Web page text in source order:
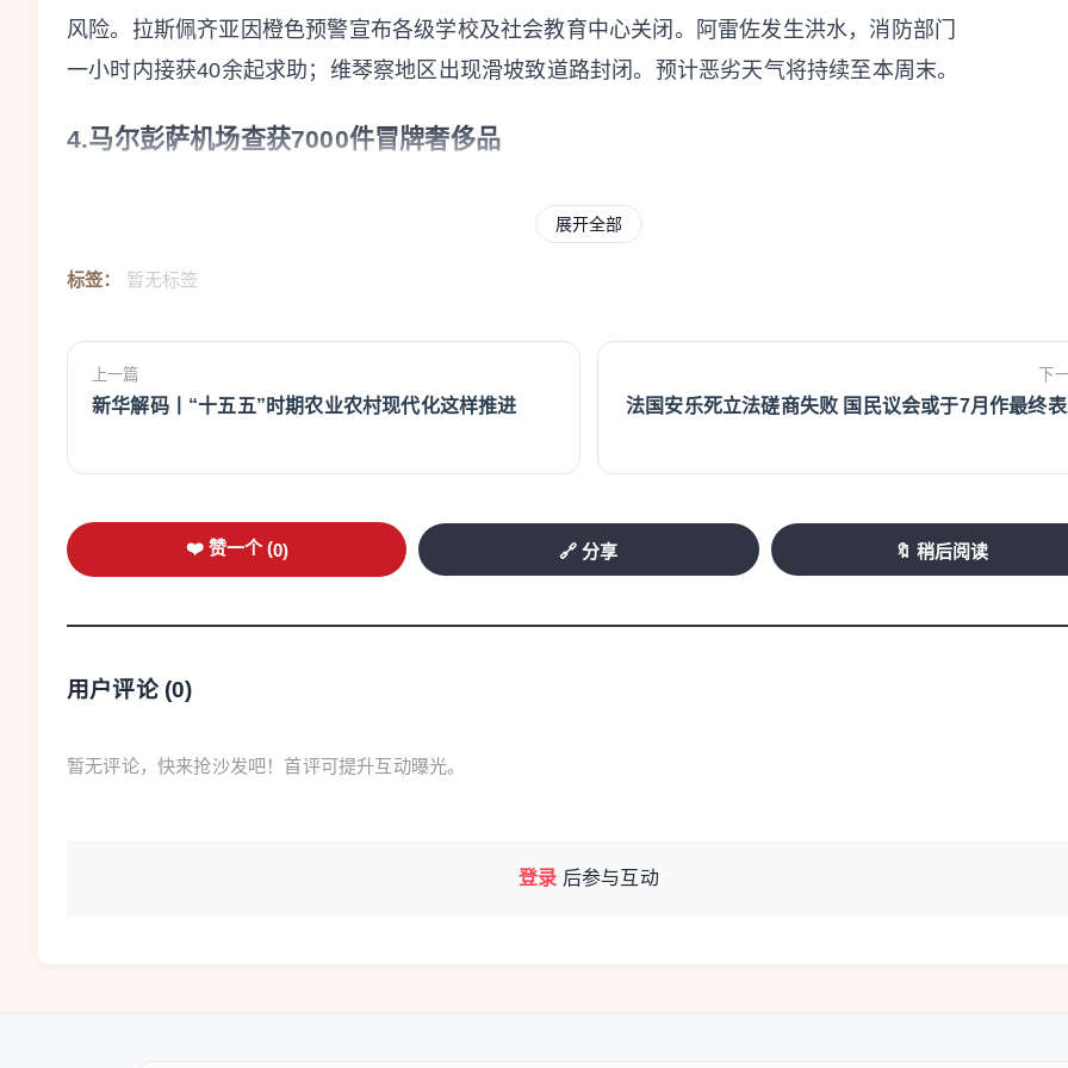
风险。拉斯佩齐亚因橙色预警宣布各级学校及社会教育中心关闭。阿雷佐发生洪水，消防部门
一小时内接获40余起求助；维琴察地区出现滑坡致道路封闭。预计恶劣天气将持续至本周末。
4.马尔彭萨机场查获7000件冒牌奢侈品
6月3日Rainews消息，瓦雷泽金融警察与海关及垄断局在米兰马尔彭萨机场持续开展国际防伪
联合检查行动，近日取得重大成果。截至目前，执法部门已累计查获约7000件假冒知名时装品
牌的手袋、服装及配饰，估计市场价值高达240万欧元。调查显示，这些仿冒品主要来自两大源
港等远东地区的制造基地。大部分货物藏匿于机场区域的货运仓库和邮政分拣中心，伪装成普
通进出口商品，企图逃避海关监管。
5.停滞八天：AC米兰高层动荡持续
6月3日Milano Today消息，AC米兰在管理层集体离职八天后仍处于停滞状态。在管理层集体辞
乐部内部因新任主帅人选问题出现分歧，据悉老板卡迪纳尔与顾问伊布拉希莫维奇就新队名方
向产生冲突。与此同时，球队重建陷入停滞，大规模裁员后俱乐部运作艰难。为打破僵局，米
外，美国队主帅波切蒂诺及阿尔阿赫利主帅马蒂亚斯·贾斯尔也在候选名单之中。
6月3日Today消息，意大利超速罚款收入整体下降，但个别小镇仍旧可观。来自Codacons的最
而，部分小型市镇出现极端案例：位于威尼托大区的贝卢诺省Colle Santa Lucia人口仅约300
展开全部
标签： 暂无标签
上一篇
新华解码丨“十五五”时期农业农村现代化这样推进
下
法国安乐死立法磋商失败 国民议会或于7月作最终
❤️ 赞一个 (0) 🔗 分享 🔖 稍后阅读
用户评论 (0)
暂无评论，快来抢沙发吧！首评可提升互动曝光。
登录 后参与互动